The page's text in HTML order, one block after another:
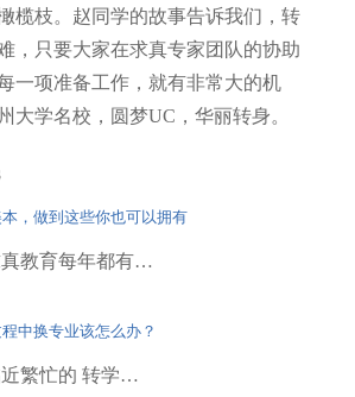
榄枝。赵同学的故事告诉我们，转
，只要大家在求真专家团队的协助
一项准备工作，就有非常大的机
大学名校，圆梦UC，华丽转身。
本，做到这些你也可以拥有
教育每年都有…
中换专业该怎么办？
繁忙的 转学…